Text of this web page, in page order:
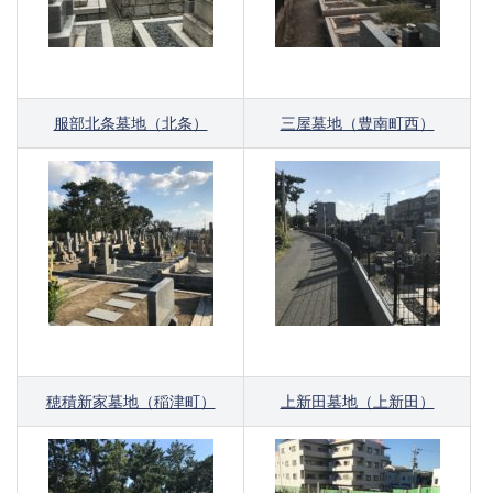
服部北条墓地（北条） 三屋墓地（豊南町西）
穂積新家墓地（稲津町） 上新田墓地（上新田）